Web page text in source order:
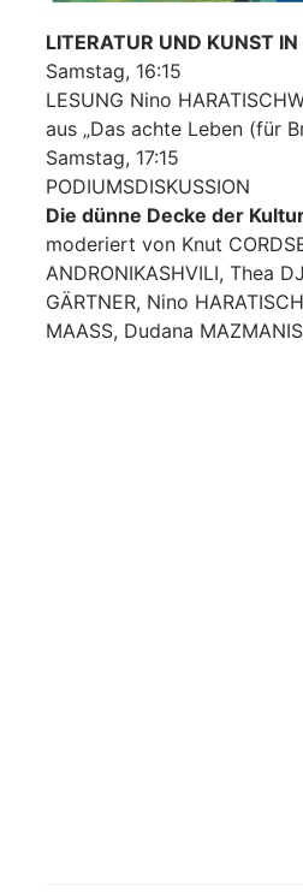
LITERATUR UND KUNST IN
Samstag, 16:15
LESUNG Nino
aus „Das achte Leben (für
Samstag, 17:15
PODIUMSDISKUSSION
Die dünne Decke der
moderiert von Knut
ANDRONIKASHVILI, Thea
GÄRTNER, Nino
MAASS, Dudana